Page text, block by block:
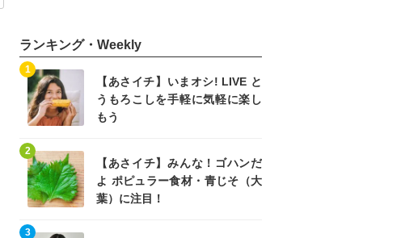
ランキング・Weekly
【あさイチ】いまオシ! LIVE と
うもろこしを手軽に気軽に楽し
もう
1
【あさイチ】みんな！ゴハンだ
よ ポピュラー食材・青じそ（大
葉）に注目！
2
3